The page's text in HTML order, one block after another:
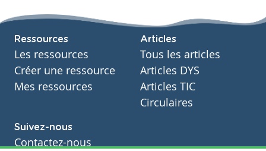
Ressources
Les ressources
Créer une ressource
Mes ressources
Articles
Tous les articles
Articles DYS
Articles TIC
Circulaires
Suivez-nous
Contactez-nous